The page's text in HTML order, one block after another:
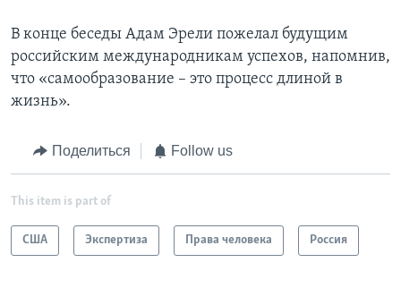
В конце беседы Адам Эрели пожелал будущим
российским международникам успехов, напомнив,
что «самообразование – это процесс длиной в
жизнь».
Поделиться Follow us
This item is part of
США Экспертиза Права человека Россия